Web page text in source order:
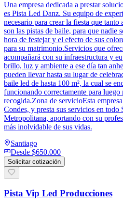
Una empresa dedicada a prestar
es Pista Led Danz. Su equipo de
necesario para crear la fiesta que
son las pistas de baile, para que nadie
hora de festejar y el efecto de sus
para su matrimonio.Servicios que
acompañará con su infraestructura y
brillo, luz y ambiente a ese día tan
pueden llevar hasta su lugar de
baile led de hasta 100 m², la cual se
funcionando correctamente para luego
recogida.Zona de servicioEsta
Condes, y presta sus servicios en todo
Metropolitana, aportando con su
más inolvidable de sus vidas.
Santiago
Desde $650.000
Solicitar cotización
Pista Vip Led Producciones